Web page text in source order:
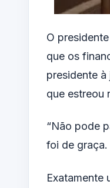
O
que os
presidente à
que estreou
“Não pode
foi de graça.
Exatamente